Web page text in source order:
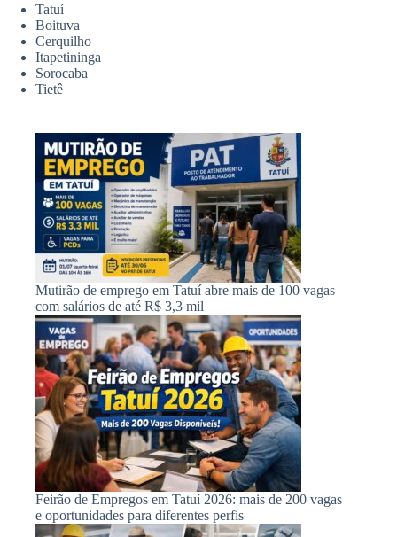
Tatuí
Boituva
Cerquilho
Itapetininga
Sorocaba
Tietê
Mutirão de emprego em Tatuí abre mais de 100 vagas
com salários de até R$ 3,3 mil
Feirão de Empregos em Tatuí 2026: mais de 200 vagas
e oportunidades para diferentes perfis